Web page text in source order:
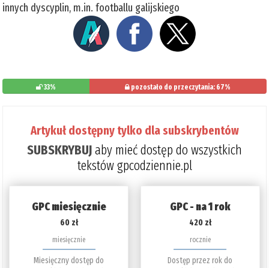
innych dyscyplin, m.in. footballu galijskiego
33% pozostało do przeczytania: 67%
Artykuł dostępny tylko dla subskrybentów
SUBSKRYBUJaby mieć dostęp do wszystkich
tekstów gpcodziennie.pl
GPC miesięcznie
60 zł
miesięcznie
Miesięczny dostęp do
GPC - na 1 rok
420 zł
rocznie
Dostęp przez rok do